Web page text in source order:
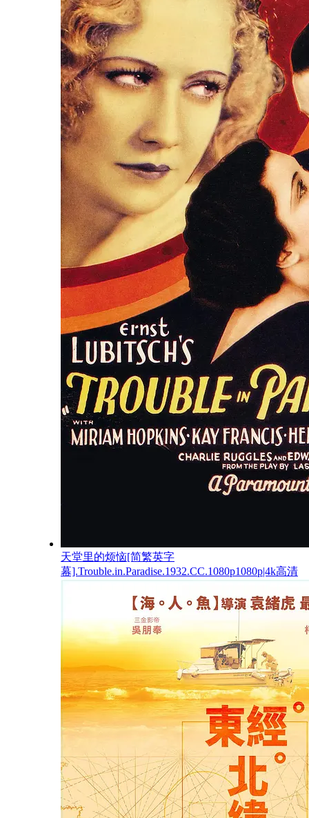
天堂里的烦恼[简繁英字
幕].Trouble.in.Paradise.1932.CC.1080p1080p|4k高清